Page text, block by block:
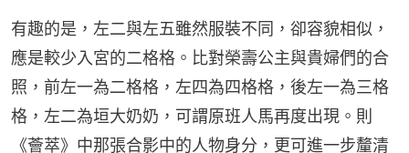
有趣的是，左二與左五雖然服裝不同，卻容貌相似，
應是較少入宮的二格格。比對榮壽公主與貴婦們的合
照，前左一為二格格，左四為四格格，後左一為三格
格，左二為垣大奶奶，可謂原班人馬再度出現。則
《薈萃》中那張合影中的人物身分，更可進一步釐清